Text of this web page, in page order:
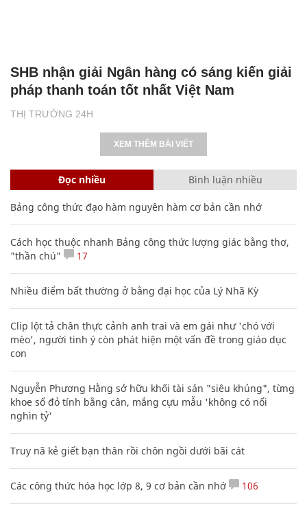
THỊ TRƯỜNG 24H
SHB nhận giải Ngân hàng có sáng kiến giải
pháp thanh toán tốt nhất Việt Nam
XEM THÊM BÀI VIẾT
Đọc nhiều Bình luận nhiều
Bảng công thức đạo hàm nguyên hàm cơ bản cần nhớ
Cách học thuộc nhanh Bảng công thức lượng giác bằng thơ,
"thần chú"
17
Nhiều điểm bất thường ở bằng đại học của Lý Nhã Kỳ
Clip lột tả chân thực cảnh anh trai và em gái như 'chó với
mèo', người tinh ý còn phát hiện một vấn đề trong giáo dục
con
Nguyễn Phương Hằng sở hữu khối tài sản "siêu khủng", từng
khoe sổ đỏ tính bằng cân, mắng cựu mẫu 'không có nổi
nghìn tỷ'
Truy nã kẻ giết bạn thân rồi chôn ngồi dưới bãi cát
Các công thức hóa học lớp 8, 9 cơ bản cần nhớ 106